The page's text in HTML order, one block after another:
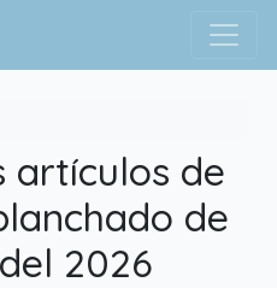
artículos de
de
2026